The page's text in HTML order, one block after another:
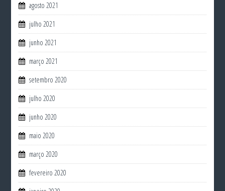
agosto 2021
julho 2021
junho 2021
março 2021
setembro 2020
julho 2020
junho 2020
maio 2020
março 2020
fevereiro 2020